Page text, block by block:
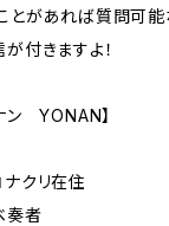
とがあれば質問可能
付きますよ！
ン YONAN】
クリ在住
奏者